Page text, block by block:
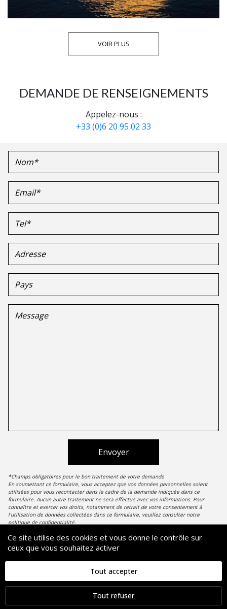
VOIR PLUS
DEMANDE DE RENSEIGNEMENTS
Appelez-nous :
+33 (0)6 20 95 02 33
Envoyer
*Champs obligatoires pour le bon traitement de votre demande
En soumettant ce formulaire, vous acceptez que vos données personnelles soient
utilisées pour vous recontacter dans le cadre de la demande indiquée dans ce
formulaire. Aucun autre traitement ne sera effectué avec vos informations. Pour
connaître et exercer vos droits, notamment de retrait de votre consentement à
l'utilisation de données collectées dans ce formulaire, veuillez consulter notre
politique de confidentialité.
29 PORT CAMILLE RAYON, 06220 GOLFE JUAN
FRANCE +33 (0)4 93 63 41 64
NEWSLETTER
Ce site utilise des cookies et vous donne le contrôle sur
ceux que vous souhaitez activer
Tout accepter
Tout refuser